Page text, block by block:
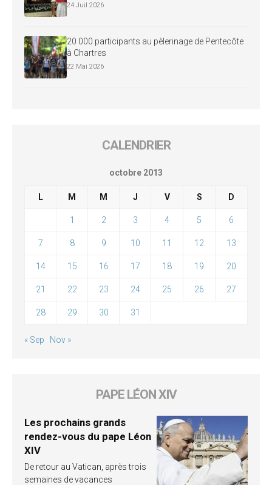
24 Juil 2026
20 000 participants au pèlerinage de Pentecôte
à Chartres
22 Mai 2026
CALENDRIER
octobre 2013
L M M J V S D
1 2 3 4 5 6
7 8 9 10 11 12 13
14 15 16 17 18 19 20
21 22 23 24 25 26 27
28 29 30 31
« Sep Nov »
PAPE LÉON XIV
Les prochains grands
rendez-vous du pape Léon
XIV
De retour au Vatican, après trois
semaines de vacances